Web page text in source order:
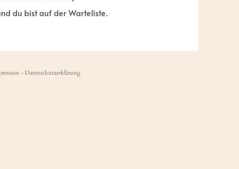
du bist auf der Warteliste.
-Datenschutzerklärung